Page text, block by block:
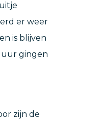
er weer
is blijven
uur gingen
zijn de